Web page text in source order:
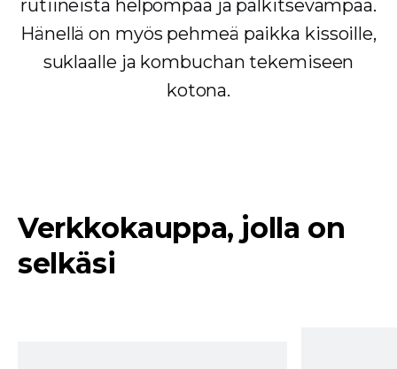
rutiineista helpompaa ja palkitsevampaa.
Hänellä on myös pehmeä paikka kissoille,
suklaalle ja kombuchan tekemiseen
kotona.
Verkkokauppa, jolla on
selkäsi